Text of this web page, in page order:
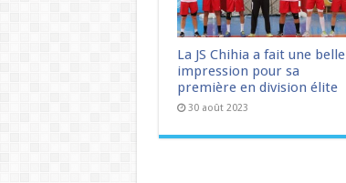
La JS Chihia a fait une belle
impression pour sa
première en division élite
30 août 2023